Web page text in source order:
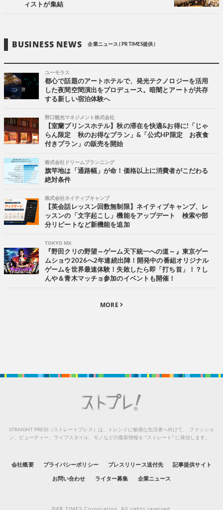
ィストが集結
BUSINESS NEWS 企業ニュース ( PR TIMES提供 )
ユーモラス
都心で話題のアートホテルで、発光テクノロジーを活用
した夜間空間演出をプロデュース。暗闇とアートが共存
する新しい宿泊体験へ
野口観光マネジメント株式会社
【室蘭プリンスホテル】秋の滞在を快適&お得に!「じゃ
らん限定 秋のお得なプラン」&「公式HP限定 お夜食
付きプラン」の販売を開始
株式会社ドリームプランニング
旗竿地は「通路幅」が命！価格以上に消費者がこだわる
絶対条件
株式会社ネイティブキャンプ
【英会話レッスン回数無制限】ネイティブキャンプ、レ
ッスンの「文字起こし」機能をアップデート 検索や部
分リピートなど新機能を追加
TOKYO MX
『野田クリの野望～ゲーム天下統一への道～』東京ゲー
ムショウ2026へ2年連続出陣！開発中の番組オリジナル
ゲームを世界最速体験！失敗したら即「打ち首」！？し
んや＆青木マッチョ参加のイベントも開催！
MORE
STRAIGHT PRESS（ストレートプレス）は、トレンドに敏感な生活者へ向けて、
ファッショ
ン、ビューティー、ライフスタイル、モノなどの最新情報を “ストレート” に発信します。
会社概要 プライバシーポリシー プレスリリース送付先 記事提供サイト
お問い合わせ ライター募集 企業ニュース
©PR TIMES Corporation. All rights reserved.